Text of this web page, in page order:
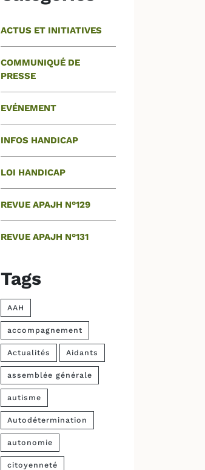
ACTUS ET INITIATIVES
COMMUNIQUÉ DE
PRESSE
EVÉNEMENT
INFOS HANDICAP
LOI HANDICAP
REVUE APAJH N°129
REVUE APAJH N°131
Tags
AAH
accompagnement
Actualités Aidants
assemblée générale
autisme
Autodétermination
autonomie
citoyenneté